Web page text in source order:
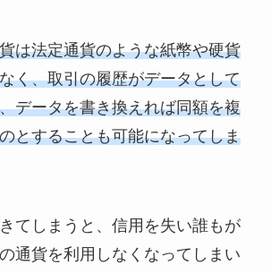
は法定通貨のような紙幣や硬貨
く、取引の履歴がデータとして
データを書き換えれば同額を複
とすることも可能になってしま
てしまうと、信用を失い誰もが
通貨を利用しなくなってしまい